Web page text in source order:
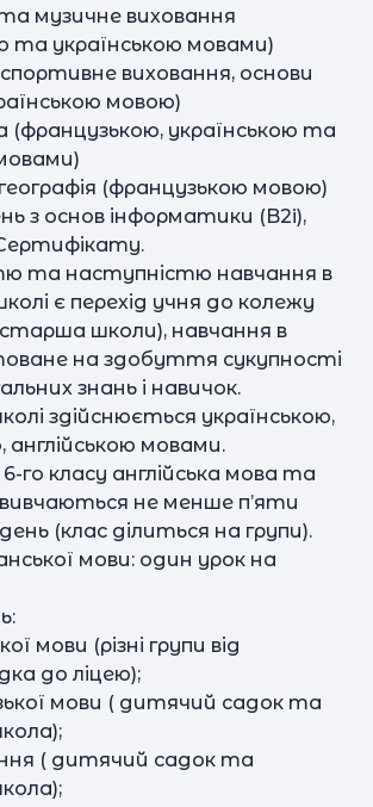
музичне виховання
та українською мовами)
виховання, основи
мовою)
(французькою, українською та
(французькою мовою)
з основ інформатики (B2i),
та наступністю навчання в
є перехід учня до колежу
школи), навчання в
на здобуття сукупності
знань і навичок.
здійснюється українською,
англійською мовами.
го класу англійська мова та
не менше п’яти
(клас ділиться на групи).
мови: один урок на
мови (різні групи від
до ліцею);
мови ( дитячий садок та
( дитячий садок та